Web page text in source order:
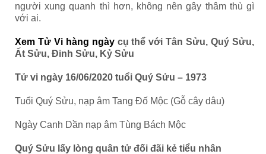
người xung quanh thì hơn, không nên gây thâm thù gì
với ai.
Xem Tử Vi hàng ngàycụ thể với Tân Sửu, Quý Sửu,
Ất Sửu, Đinh Sửu, Kỷ Sửu
Tử vi ngày 16/06/2020 tuổi Quý Sửu – 1973
Tuổi Quý Sửu, nạp âm Tang Đố Mộc (Gỗ cây dâu)
Ngày Canh Dần nạp âm Tùng Bách Mộc
Quý Sửu lấy lòng quân tử đối đãi kẻ tiểu nhân